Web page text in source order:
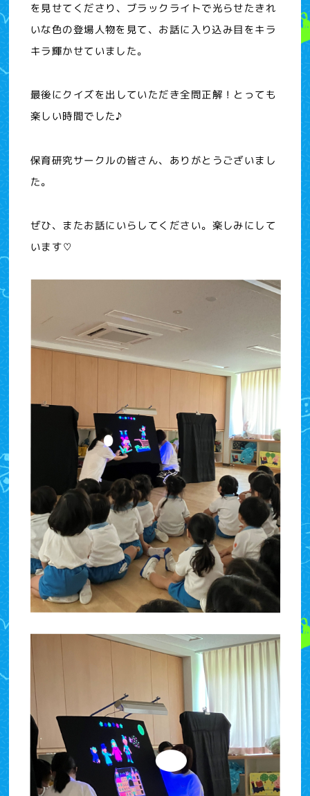
を見せてくださり、ブラックライトで光らせたきれ
いな色の登場人物を見て、お話に入り込み目をキラ
キラ輝かせていました。
最後にクイズを出していただき全問正解！とっても
楽しい時間でした♪
保育研究サークルの皆さん、ありがとうございまし
た。
ぜひ、またお話にいらしてください。楽しみにして
います♡